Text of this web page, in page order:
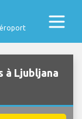
à Ljubljana